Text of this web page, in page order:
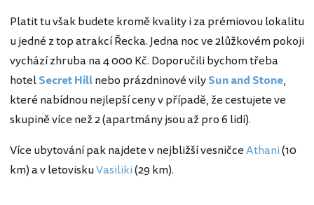
Platit tu však budete kromě kvality i za prémiovou lokalitu
u jedné z top atrakcí Řecka. Jedna noc ve 2lůžkovém pokoji
vychází zhruba na 4 000 Kč. Doporučili bychom třeba
hotelSecret Hillnebo prázdninové vilySun and Stone,
které nabídnou nejlepší ceny v případě, že cestujete ve
skupině více než 2 (apartmány jsou až pro 6 lidí).
Více ubytování pak najdete v nejbližší vesničceAthani(10
km) a v letoviskuVasiliki(29 km).